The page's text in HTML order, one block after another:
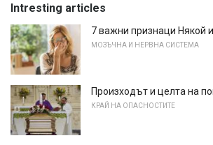
Intresting articles
7 важни признаци Някой
МОЗЪЧНА И НЕРВНА СИСТЕМА
Произходът и целта на
КРАЙ НА ОПАСНОСТИТЕ